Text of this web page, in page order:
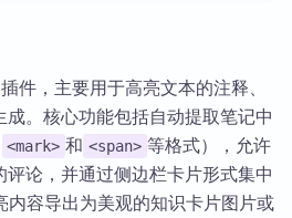
，主要用于高亮文本的注释、
。核心功能包括自动提取笔记中
<mark> 和 <span> 等格式），允许
论，并通过侧边栏卡片形式集中
内容导出为美观的知识卡片图片或